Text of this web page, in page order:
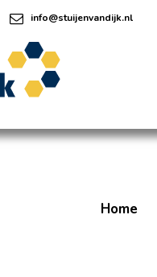
info@stuijenvandijk.nl
Home